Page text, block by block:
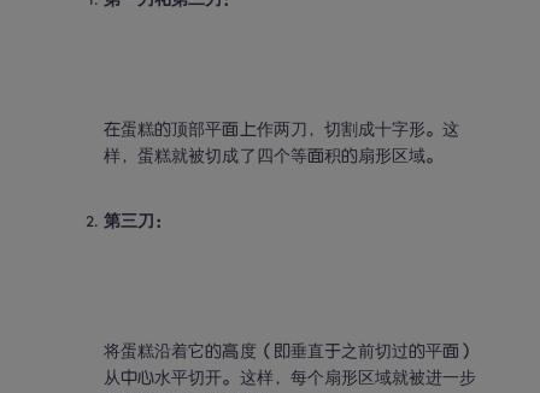
在蛋糕的顶部平面上作两刀，切割成十字形。这
样，蛋糕就被切成了四个等面积的扇形区域。
第三刀：
将蛋糕沿着它的高度（即垂直于之前切过的平面）
从中心水平切开。这样，每个扇形区域就被进一步